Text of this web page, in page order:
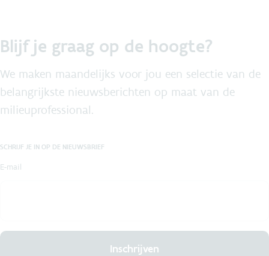
Blijf je graag op de hoogte?
We maken maandelijks voor jou een selectie van de
belangrijkste nieuwsberichten op maat van de
milieuprofessional.
SCHRIJF JE IN OP DE NIEUWSBRIEF
E-mail
Inschrijven